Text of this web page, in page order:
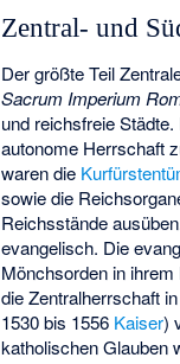
Zentral- und
Der größte Teil
Sacrum Imperium
und reichsfreie
autonome Herrschaft
waren die
sowie die
Reichsstände
evangelisch. Die
Mönchsorden in
die Zentralherrschaft
1530 bis 1556 Kaiser)
katholischen Glauben